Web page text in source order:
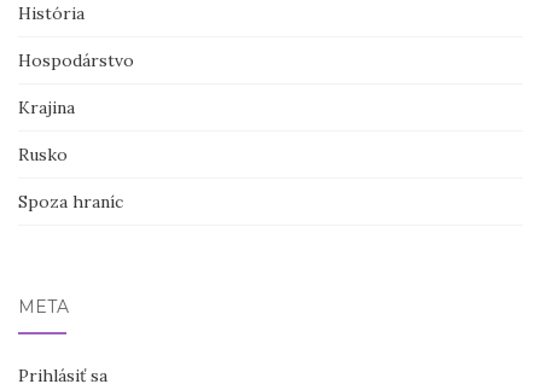
História
Hospodárstvo
Krajina
Rusko
Spoza hraníc
META
Prihlásiť sa